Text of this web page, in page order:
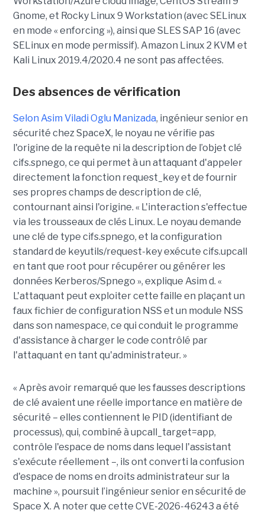
Gnome, et Rocky Linux 9 Workstation (avec SELinux
en mode « enforcing »), ainsi que SLES SAP 16 (avec
SELinux en mode permissif). Amazon Linux 2 KVM et
Kali Linux 2019.4/2020.4 ne sont pas affectées.
Des absences de vérification
Selon Asim Viladi Oglu Manizada, ingénieur senior en
sécurité chez SpaceX, le noyau ne vérifie pas
l'origine de la requête ni la description de l’objet clé
cifs.spnego, ce qui permet à un attaquant d'appeler
directement la fonction request_key et de fournir
ses propres champs de description de clé,
contournant ainsi l'origine. « L'interaction s'effectue
via les trousseaux de clés Linux. Le noyau demande
une clé de type cifs.spnego, et la configuration
standard de keyutils/request-key exécute cifs.upcall
en tant que root pour récupérer ou générer les
données Kerberos/Spnego », explique Asim d. «
L'attaquant peut exploiter cette faille en plaçant un
faux fichier de configuration NSS et un module NSS
dans son namespace, ce qui conduit le programme
d'assistance à charger le code contrôlé par
l'attaquant en tant qu'administrateur. »
« Après avoir remarqué que les fausses descriptions
de clé avaient une réelle importance en matière de
sécurité – elles contiennent le PID (identifiant de
processus), qui, combiné à upcall_target=app,
contrôle l'espace de noms dans lequel l'assistant
s'exécute réellement –, ils ont converti la confusion
d'espace de noms en droits administrateur sur la
machine », poursuit l’ingénieur senior en sécurité de
Space X. A noter que cette CVE-2026-46243 a été